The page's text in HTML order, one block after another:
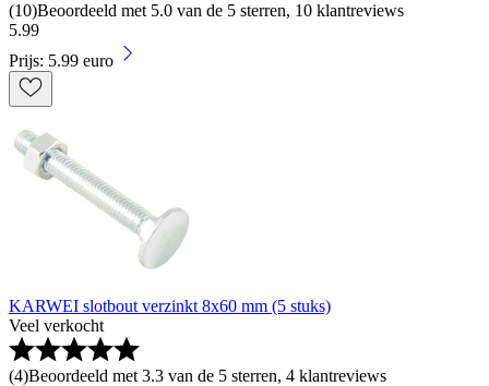
(10)Beoordeeld met 5.0 van de 5 sterren, 10 klantreviews
5.99
Prijs: 5.99 euro
KARWEI slotbout verzinkt 8x60 mm (5 stuks)
Veel verkocht
(4)Beoordeeld met 3.3 van de 5 sterren, 4 klantreviews